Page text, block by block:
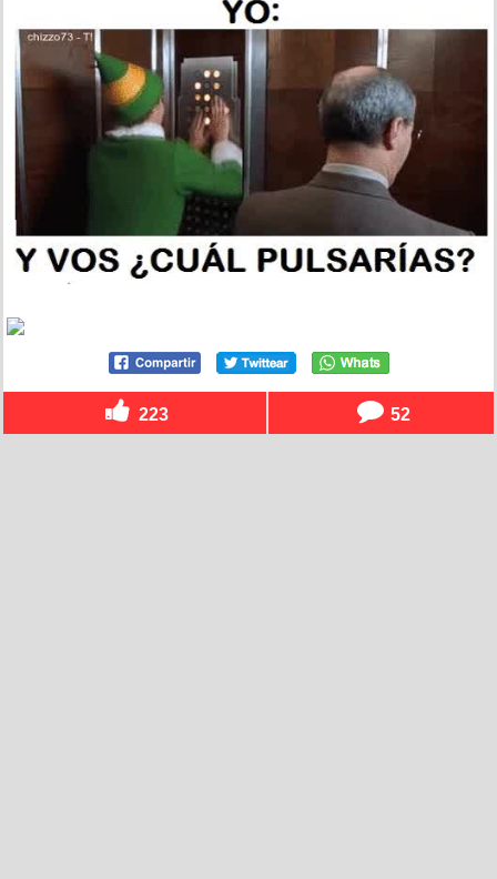
223 52